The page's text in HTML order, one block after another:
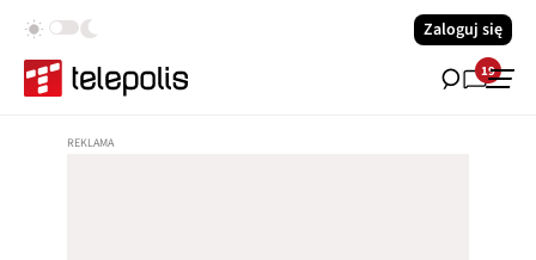
Zaloguj się
19